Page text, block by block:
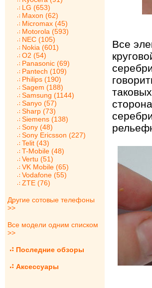
LG (653)
Maxon (62)
Micromax (45)
Motorola (593)
NEC (105)
Nokia (601)
O2 (54)
Panasonic (69)
Pantech (109)
Philips (190)
Sagem (188)
Samsung (1144)
Sanyo (57)
Sharp (73)
Siemens (138)
Sony (48)
Sony Ericsson (227)
Telit (43)
T-Mobile (48)
Vertu (51)
VK Mobile (65)
Vodafone (55)
ZTE (76)
Другие сотовые телефоны
>>
Все модели одним списком
>>
Последние обзоры
Аксессуары
Все